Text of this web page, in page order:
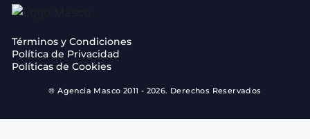
Términos y Condiciones
Política de Privacidad
Políticas de Cookies
® Agencia Masco 2011 - 2026. Derechos Reservados